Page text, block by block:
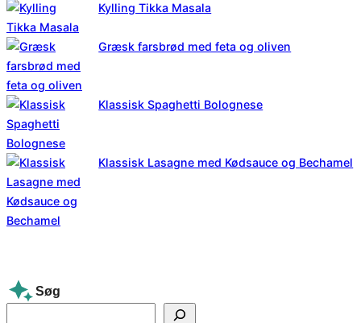
Kylling Tikka Masala
Græsk farsbrød med feta og oliven
Klassisk Spaghetti Bolognese
Klassisk Lasagne med Kødsauce og Bechamel
Søg